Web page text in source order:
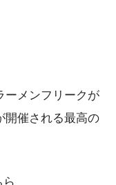
ーメンフリークが
開催される最高の